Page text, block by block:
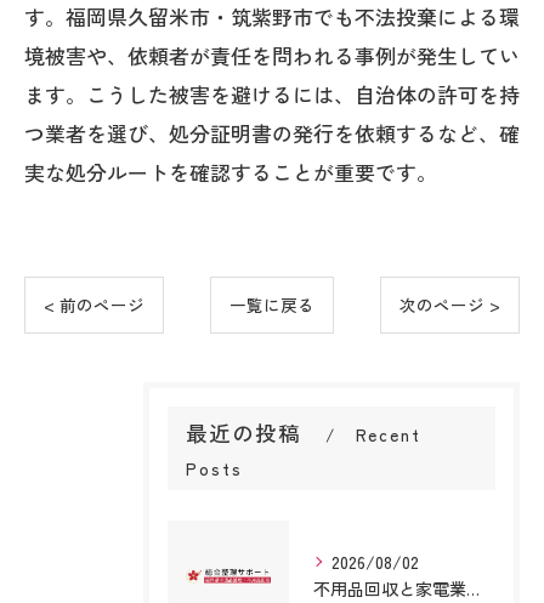
す。福岡県久留米市・筑紫野市でも不法投棄による環
境被害や、依頼者が責任を問われる事例が発生してい
ます。こうした被害を避けるには、自治体の許可を持
つ業者を選び、処分証明書の発行を依頼するなど、確
実な処分ルートを確認することが重要です。
< 前のページ 一覧に戻る 次のページ >
最近の投稿
Recent
Posts
2026/08/02
不用品回収と家電業者の安全な選び方と正しい処分ステップを詳しく解説